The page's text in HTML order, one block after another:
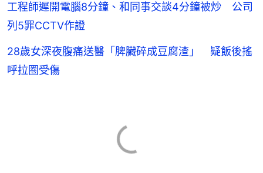
工程師遲開電腦8分鐘、和同事交談4分鐘被炒 公司
列5罪CCTV作證
28歲女深夜腹痛送醫「脾臟碎成豆腐渣」 疑飯後搖
呼拉圈受傷